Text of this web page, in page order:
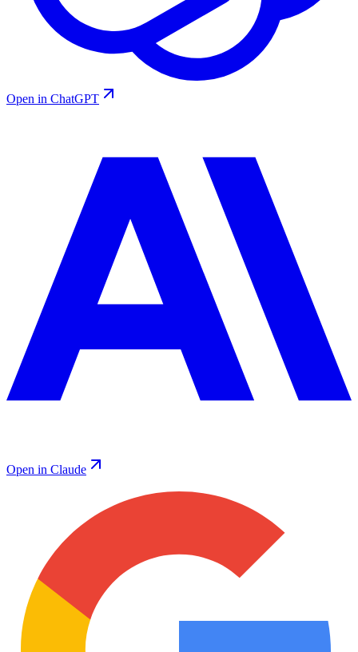
Open in ChatGPT
Open in Claude